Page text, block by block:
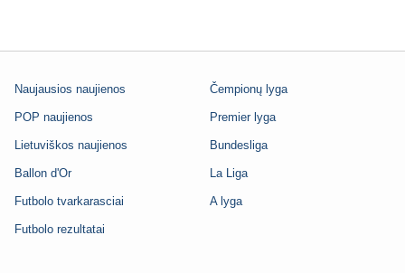
Naujausios naujienos
POP naujienos
Lietuviškos naujienos
Ballon d'Or
Futbolo tvarkarasciai
Futbolo rezultatai
Čempionų lyga
Premier lyga
Bundesliga
La Liga
A lyga